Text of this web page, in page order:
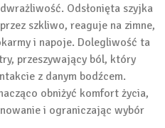
Odsłonięta szyjka
szkliwo, reaguje na zimne,
i napoje. Dolegliwość ta
przeszywający ból, który
z danym bodźcem.
obniżyć komfort życia,
i ograniczając wybór